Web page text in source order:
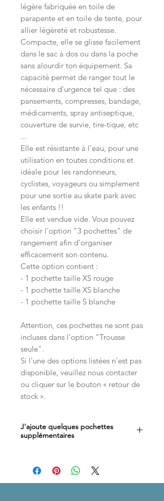
légère fabriquée en toile de
parapente et en toile de tente, pour
allier légèreté et robustesse.
Compacte, elle se glisse facilement
dans le sac à dos ou dans la poche
sans alourdir ton équipement. Sa
capacité permet de ranger tout le
nécessaire d'urgence tel que : des
pansements, compresses, bandage,
médicaments, spray antiseptique,
couverture de survie, tire-tique, etc
...
Elle est résistante à l'eau, pour une
utilisation en toutes conditions et
idéale pour les randonneurs,
cyclistes, voyageurs ou simplement
pour une sortie au skate park avec
les enfants !!
Elle est vendue vide. Vous pouvez
choisir l'option "3 pochettes" de
rangement afin d'organiser
efficacement son contenu.
Cette option contient :
- 1 pochette taille XS rouge
- 1 pochette taille XS blanche
- 1 pochette taille S blanche
Attention, ces pochettes ne sont pas
incluses dans l’option "Trousse
seule".
Si l'une des options listées n'est pas
disponible, veuillez nous contacter
ou cliquer sur le bouton « retour de
stock ».
J'ajoute quelques pochettes
supplémentaires
organiser votre trousse,
pour ajouter d'autres pochettes.